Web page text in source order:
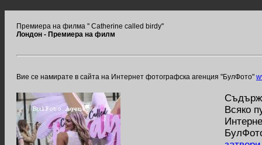
Премиера на филма '' Catherine called birdy''
Лондон - Премиера на филм
Вие се намирате в сайта на Интернет фотографска агенция "БулФото"
Всяко